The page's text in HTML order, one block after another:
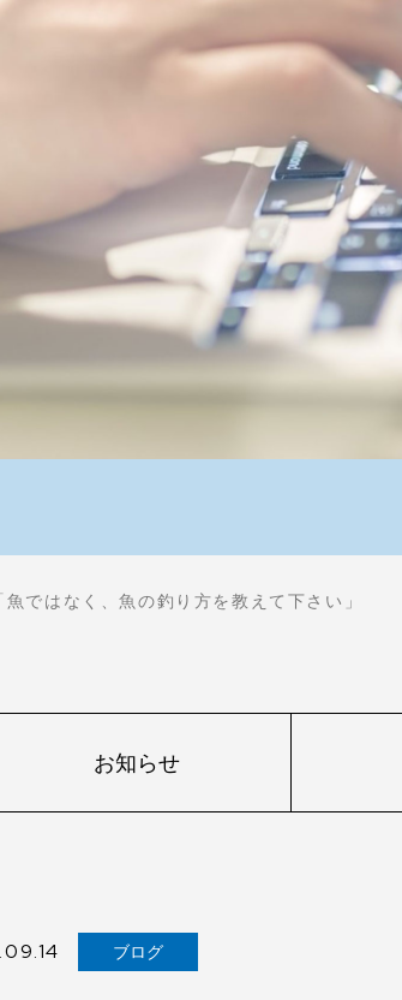
ではなく、魚の釣り方を教えて下さい」
お知らせ
ブログ